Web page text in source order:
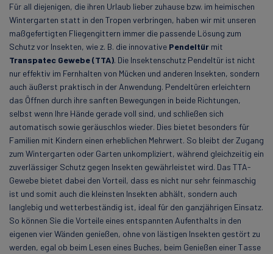
Für all diejenigen, die ihren Urlaub lieber zuhause bzw. im heimischen
Wintergarten statt in den Tropen verbringen, haben wir mit unseren
maßgefertigten Fliegengittern immer die passende Lösung zum
Schutz vor Insekten, wie z. B. die innovative Pendeltür mit
Transpatec Gewebe (TTA). Die Insektenschutz Pendeltür ist nicht
nur effektiv im Fernhalten von Mücken und anderen Insekten, sondern
auch äußerst praktisch in der Anwendung. Pendeltüren erleichtern
das Öffnen durch ihre sanften Bewegungen in beide Richtungen,
selbst wenn Ihre Hände gerade voll sind, und schließen sich
automatisch sowie geräuschlos wieder. Dies bietet besonders für
Familien mit Kindern einen erheblichen Mehrwert. So bleibt der Zugang
zum Wintergarten oder Garten unkompliziert, während gleichzeitig ein
zuverlässiger Schutz gegen Insekten gewährleistet wird. Das TTA-
Gewebe bietet dabei den Vorteil, dass es nicht nur sehr feinmaschig
ist und somit auch die kleinsten Insekten abhält, sondern auch
langlebig und wetterbeständig ist, ideal für den ganzjährigen Einsatz.
So können Sie die Vorteile eines entspannten Aufenthalts in den
eigenen vier Wänden genießen, ohne von lästigen Insekten gestört zu
werden, egal ob beim Lesen eines Buches, beim Genießen einer Tasse